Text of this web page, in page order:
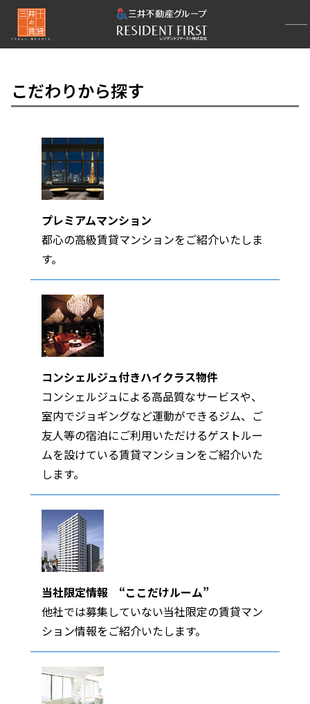
こだわりから探す
プレミアムマンション
都心の高級賃貸マンションをご紹介いたしま
す。
コンシェルジュ付きハイクラス物件
コンシェルジュによる高品質なサービスや、
室内でジョギングなど運動ができるジム、ご
友人等の宿泊にご利用いただけるゲストルー
ムを設けている賃貸マンションをご紹介いた
します。
当社限定情報 “ここだけルーム”
他社では募集していない当社限定の賃貸マン
ション情報をご紹介いたします。